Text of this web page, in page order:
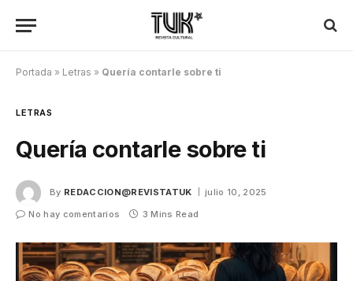
Portada » Letras » Quería contarle sobre ti
LETRAS
Quería contarle sobre ti
By REDACCION@REVISTATUK
julio 10, 2025
No hay comentarios
3 Mins Read